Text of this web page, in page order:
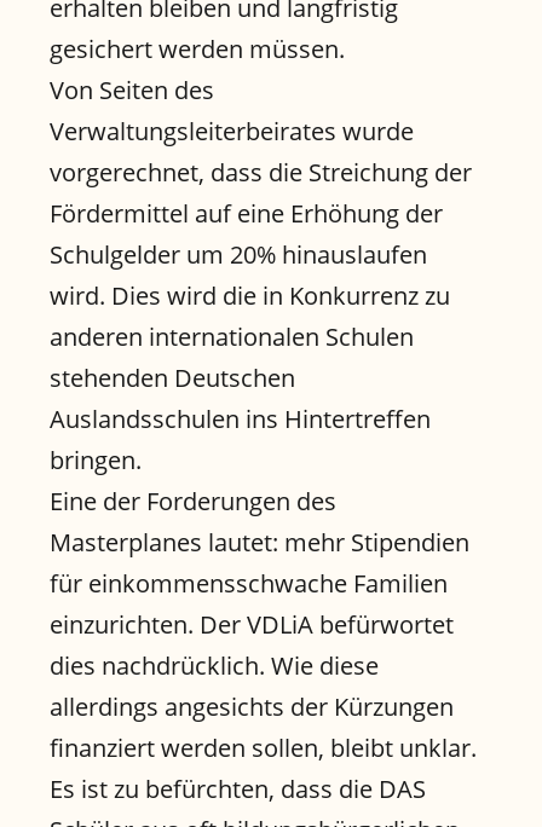
erhalten bleiben und langfristig
gesichert werden müssen.
Von Seiten des
Verwaltungsleiterbeirates wurde
vorgerechnet, dass die Streichung der
Fördermittel auf eine Erhöhung der
Schulgelder um 20% hinauslaufen
wird. Dies wird die in Konkurrenz zu
anderen internationalen Schulen
stehenden Deutschen
Auslandsschulen ins Hintertreffen
bringen.
Eine der Forderungen des
Masterplanes lautet: mehr Stipendien
für einkommensschwache Familien
einzurichten. Der VDLiA befürwortet
dies nachdrücklich. Wie diese
allerdings angesichts der Kürzungen
finanziert werden sollen, bleibt unklar.
Es ist zu befürchten, dass die DAS